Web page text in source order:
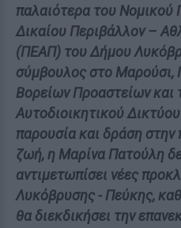
παλαιότερα του
Δικαίου Περιβάλλον –
(ΠΕΑΠ) του Δήμου
σύμβουλος στο Μαρούσι,
Βορείων Προαστείων και
Αυτοδιοικητικού
παρουσία και δράση στην
ζωή, η Μαρίνα Πατούλη
αντιμετωπίσει νέες
Λυκόβρυσης - Πεύκης,
θα διεκδικήσει την